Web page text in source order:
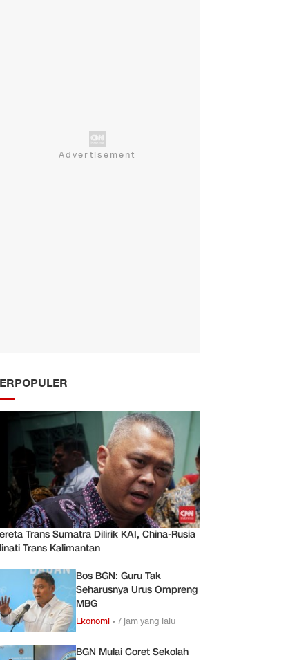
Trans Sumatra Dilirik KAI, China-Rusia
Trans Kalimantan
Bos BGN: Guru Tak
Seharusnya Urus Ompreng
MBG
Ekonomi •7 jam yang lalu
BGN Mulai Coret Sekolah